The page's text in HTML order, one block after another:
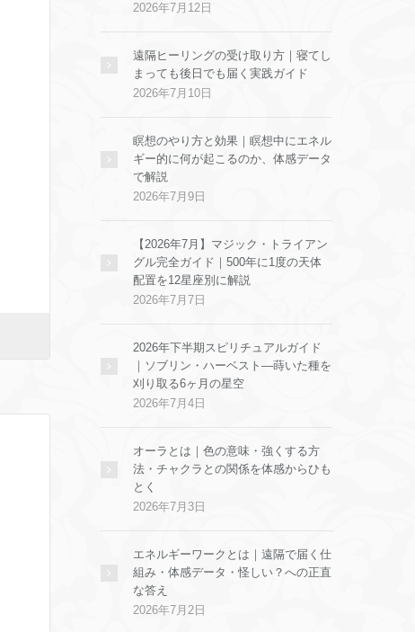
2026年7月12日
遠隔ヒーリングの受け取り方｜寝てし
まっても後日でも届く実践ガイド
2026年7月10日
瞑想のやり方と効果｜瞑想中にエネル
ギー的に何が起こるのか、体感データ
で解説
2026年7月9日
【2026年7月】マジック・トライアン
グル完全ガイド｜500年に1度の天体
配置を12星座別に解説
2026年7月7日
2026年下半期スピリチュアルガイド
｜ソブリン・ハーベスト—蒔いた種を
刈り取る6ヶ月の星空
2026年7月4日
オーラとは｜色の意味・強くする方
法・チャクラとの関係を体感からひも
とく
2026年7月3日
エネルギーワークとは｜遠隔で届く仕
組み・体感データ・怪しい？への正直
な答え
2026年7月2日